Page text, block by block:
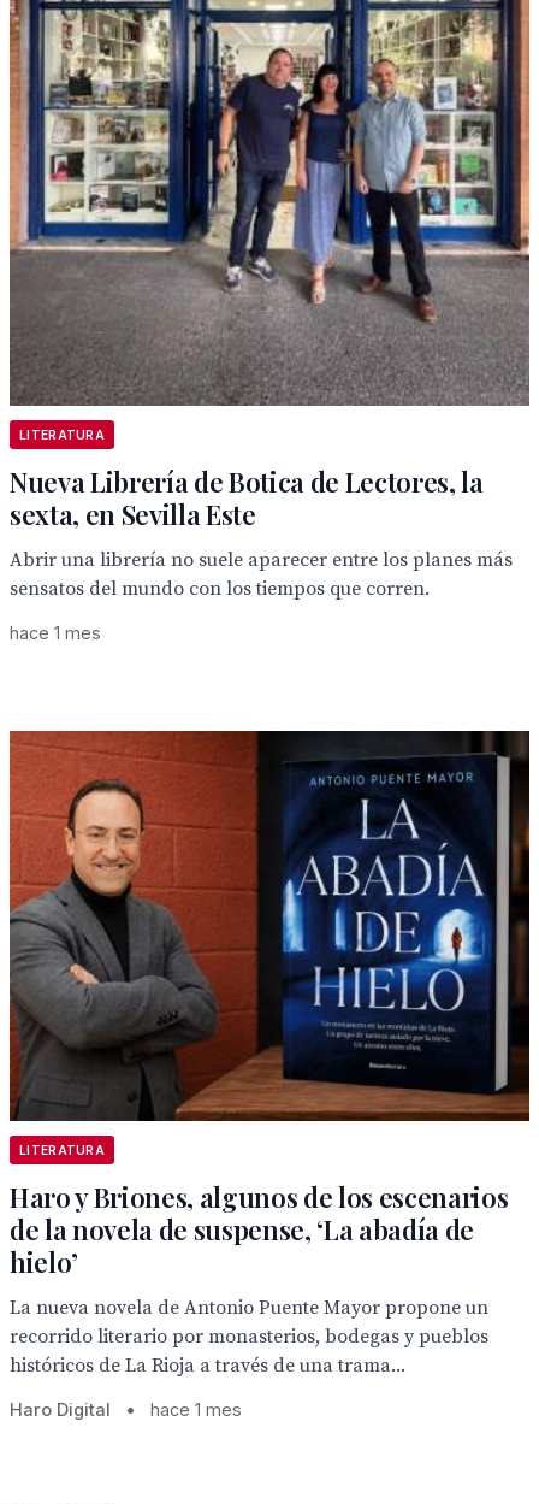
LITERATURA
Nueva Librería de Botica de Lectores, la
sexta, en Sevilla Este
Abrir una librería no suele aparecer entre los planes más
sensatos del mundo con los tiempos que corren.
hace 1 mes
LITERATURA
Haro y Briones, algunos de los escenarios
de la novela de suspense, ‘La abadía de
hielo’
La nueva novela de Antonio Puente Mayor propone un
recorrido literario por monasterios, bodegas y pueblos
históricos de La Rioja a través de una trama...
Haro Digital • hace 1 mes